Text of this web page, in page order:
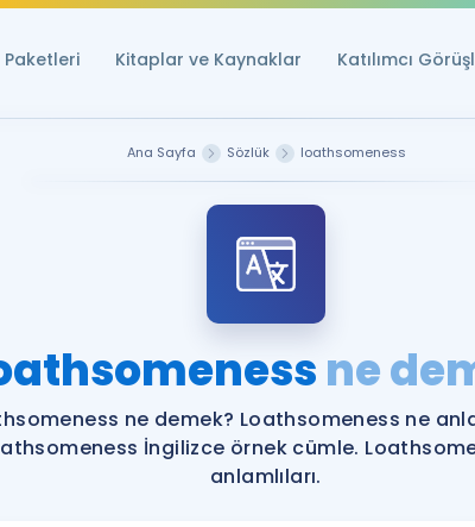
Paketleri Kitaplar ve Kaynaklar Katılımcı
Ücretsiz
YDS ve
YDS ve
YDS ve
Ana Sayfa Sözlük loathsomeness
ne
ne demek? Loathsomeness ne
İngilizce örnek cümle.
anlamlıları.